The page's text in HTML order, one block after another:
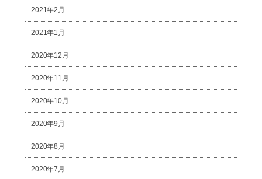
2021年2月
2021年1月
2020年12月
2020年11月
2020年10月
2020年9月
2020年8月
2020年7月